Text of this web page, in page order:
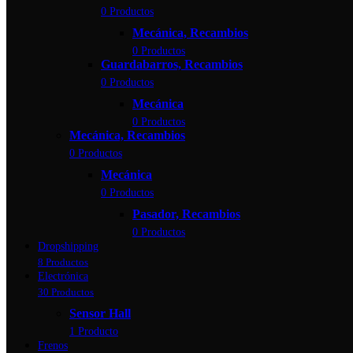
0 Productos
Mecánica, Recambios
0 Productos
Guardabarros, Recambios
0 Productos
Mecánica
0 Productos
Mecánica, Recambios
0 Productos
Mecánica
0 Productos
Pasador, Recambios
0 Productos
Dropshipping
8 Productos
Electrónica
30 Productos
Sensor Hall
1 Producto
Frenos